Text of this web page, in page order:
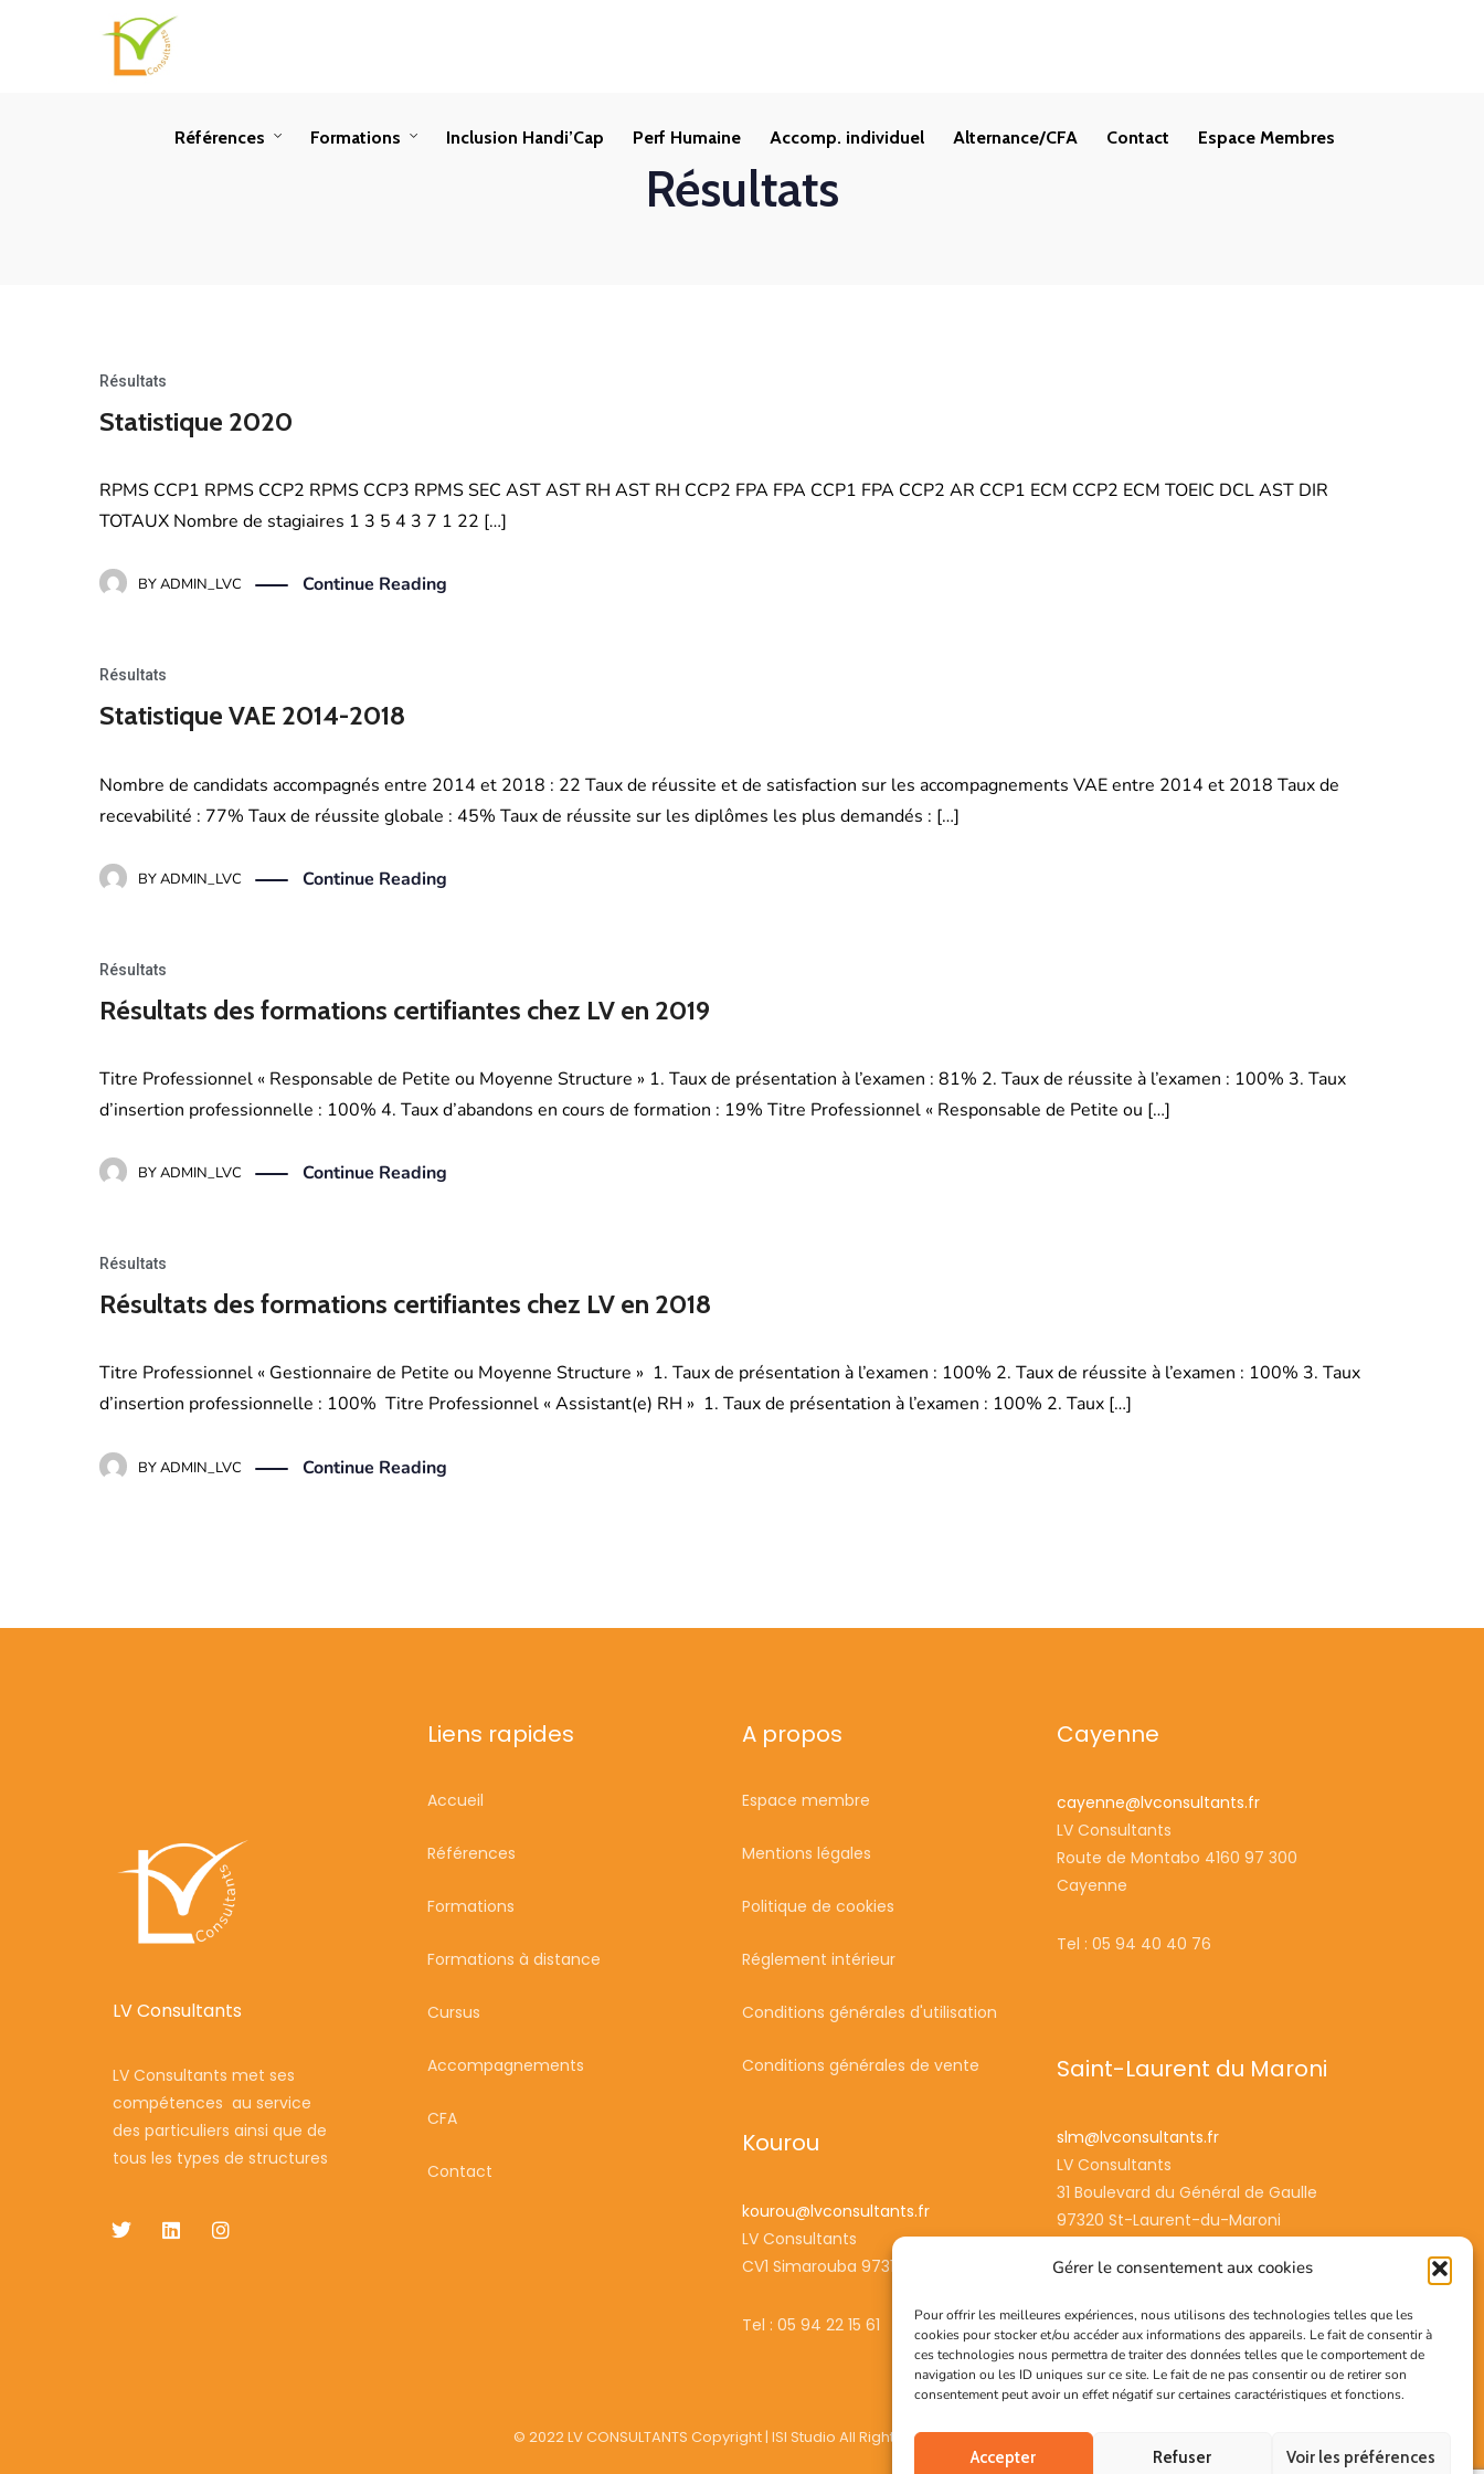
Gérer le consentement aux cookies
Pour offrir les meilleures expériences, nous utilisons des technologies telles que les
cookies pour stocker et/ou accéder aux informations des appareils. Le fait de consentir à
ces technologies nous permettra de traiter des données telles que le comportement de
navigation ou les ID uniques sur ce site. Le fait de ne pas consentir ou de retirer son
consentement peut avoir un effet négatif sur certaines caractéristiques et fonctions.
Accepter Refuser Voir les préférences
Références Formations Inclusion Handi’Cap Perf Humaine Accomp. individuel Alternance/CFA Contact Espace Membres
Résultats
Résultats
Statistique 2020
RPMS CCP1 RPMS CCP2 RPMS CCP3 RPMS SEC AST AST RH AST RH CCP2 FPA FPA CCP1 FPA CCP2 AR CCP1 ECM CCP2 ECM TOEIC DCL AST DIR
TOTAUX Nombre de stagiaires 1 3 5 4 3 7 1 22 […]
BYADMIN_LVC Continue Reading
Résultats
Statistique VAE 2014-2018
Nombre de candidats accompagnés entre 2014 et 2018 : 22 Taux de réussite et de satisfaction sur les accompagnements VAE entre 2014 et 2018 Taux de
recevabilité : 77% Taux de réussite globale : 45% Taux de réussite sur les diplômes les plus demandés : […]
BYADMIN_LVC Continue Reading
Résultats
Résultats des formations certifiantes chez LV en 2019
Titre Professionnel « Responsable de Petite ou Moyenne Structure » 1. Taux de présentation à l’examen : 81% 2. Taux de réussite à l’examen : 100% 3. Taux
d’insertion professionnelle : 100% 4. Taux d’abandons en cours de formation : 19% Titre Professionnel « Responsable de Petite ou […]
BYADMIN_LVC Continue Reading
Résultats
Résultats des formations certifiantes chez LV en 2018
Titre Professionnel « Gestionnaire de Petite ou Moyenne Structure » 1. Taux de présentation à l’examen : 100% 2. Taux de réussite à l’examen : 100% 3. Taux
d’insertion professionnelle : 100% Titre Professionnel « Assistant(e) RH » 1. Taux de présentation à l’examen : 100% 2. Taux […]
BYADMIN_LVC Continue Reading
LV Consultants
LV Consultants met ses
compétences au service
des particuliers ainsi que de
tous les types de structures
Liens rapides
Accueil
Références
Formations
Formations à distance
Cursus
Accompagnements
CFA
Contact
A propos
Espace membre
Mentions légales
Politique de cookies
Réglement intérieur
Conditions générales d'utilisation
Conditions générales de vente
Kourou
kourou@lvconsultants.fr
LV Consultants
CV1 Simarouba 97310 Kourou
Tel : 05 94 22 15 61
Cayenne
cayenne@lvconsultants.fr
LV Consultants
Route de Montabo 4160 97 300
Cayenne
Tel : 05 94 40 40 76
Saint-Laurent du Maroni
slm@lvconsultants.fr
LV Consultants
31 Boulevard du Général de Gaulle
97320 St-Laurent-du-Maroni
Tel : 0594 234507
© 2022 LV CONSULTANTS Copyright | ISI Studio All Right Reserved.